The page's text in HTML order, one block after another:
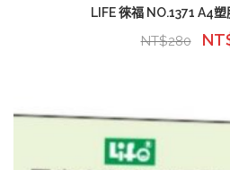
LIFE 徠福 NO.1371 A4
NT$280